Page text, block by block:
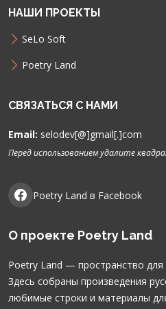
НАШИ ПРОЕКТЫ
SeLo Soft
Poetry Land
СВЯЗАТЬСЯ С НАМИ
Email: selodev[@]gmail[.]com
Перед использованием удалите
Poetry Land в Facebook
О проекте Poetry Land
Poetry Land — пространство для
Здесь собраны произведения
любимые строки и материалы